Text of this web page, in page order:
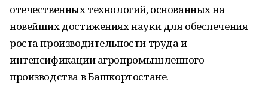
отечественных технологий, основанных на
новейших достижениях науки для обеспечения
роста производительности труда и
интенсификации агропромышленного
производства в Башкортостане.